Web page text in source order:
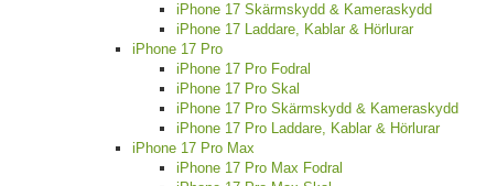
iPhone 17 Skärmskydd & Kameraskydd
iPhone 17 Laddare, Kablar & Hörlurar
iPhone 17 Pro
iPhone 17 Pro Fodral
iPhone 17 Pro Skal
iPhone 17 Pro Skärmskydd & Kameraskydd
iPhone 17 Pro Laddare, Kablar & Hörlurar
iPhone 17 Pro Max
iPhone 17 Pro Max Fodral